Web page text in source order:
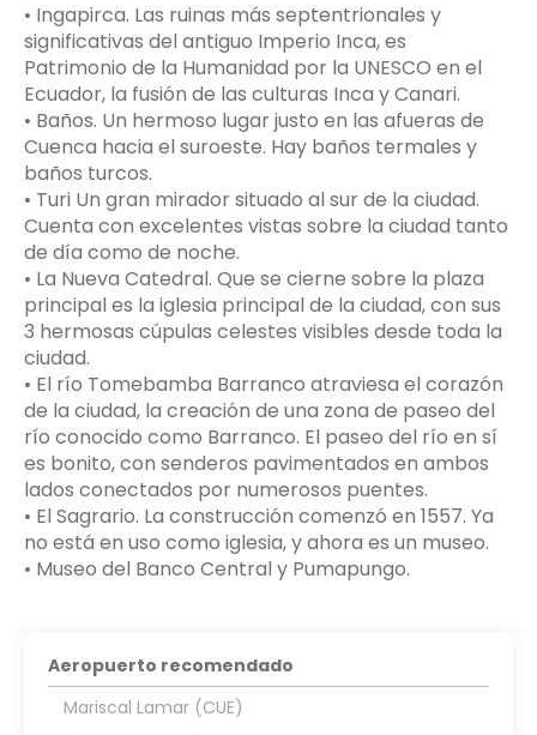
• Ingapirca. Las ruinas más septentrionales y
significativas del antiguo Imperio Inca, es
Patrimonio de la Humanidad por la UNESCO en el
Ecuador, la fusión de las culturas Inca y Canari.
• Baños. Un hermoso lugar justo en las afueras de
Cuenca hacia el suroeste. Hay baños termales y
baños turcos.
• Turi Un gran mirador situado al sur de la ciudad.
Cuenta con excelentes vistas sobre la ciudad tanto
de día como de noche.
• La Nueva Catedral. Que se cierne sobre la plaza
principal es la iglesia principal de la ciudad, con sus
3 hermosas cúpulas celestes visibles desde toda la
ciudad.
• El río Tomebamba Barranco atraviesa el corazón
de la ciudad, la creación de una zona de paseo del
río conocido como Barranco. El paseo del río en sí
es bonito, con senderos pavimentados en ambos
lados conectados por numerosos puentes.
• El Sagrario. La construcción comenzó en 1557. Ya
no está en uso como iglesia, y ahora es un museo.
• Museo del Banco Central y Pumapungo.
Aeropuerto recomendado
Mariscal Lamar (CUE)